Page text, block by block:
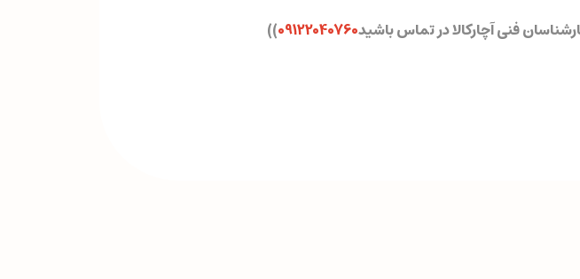
فنی آچارکالا در تماس باشید09122040760
))